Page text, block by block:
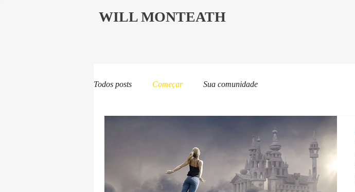
WILL MONTEATH
Todos posts Começar Sua comunidade